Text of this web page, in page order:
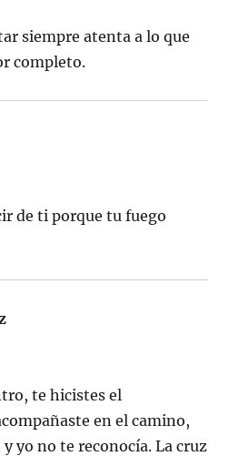
siempre atenta a lo que
completo.
de ti porque tu fuego
te hicistes el
en el camino,
yo no te reconocía. La cruz